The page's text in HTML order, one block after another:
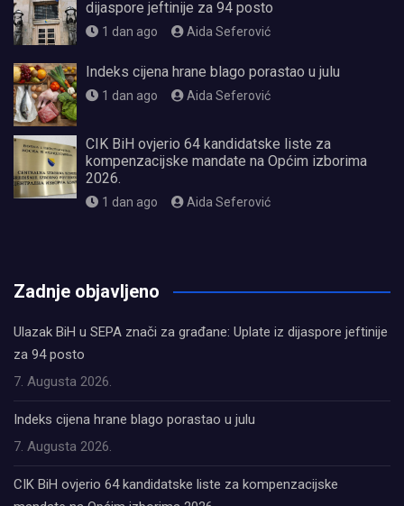
dijaspore jeftinije za 94 posto
1 dan ago Aida Seferović
Indeks cijena hrane blago porastao u julu
1 dan ago Aida Seferović
CIK BiH ovjerio 64 kandidatske liste za
kompenzacijske mandate na Općim izborima
2026.
1 dan ago Aida Seferović
Zadnje objavljeno
Ulazak BiH u SEPA znači za građane: Uplate iz dijaspore jeftinije
za 94 posto
7. Augusta 2026.
Indeks cijena hrane blago porastao u julu
7. Augusta 2026.
CIK BiH ovjerio 64 kandidatske liste za kompenzacijske